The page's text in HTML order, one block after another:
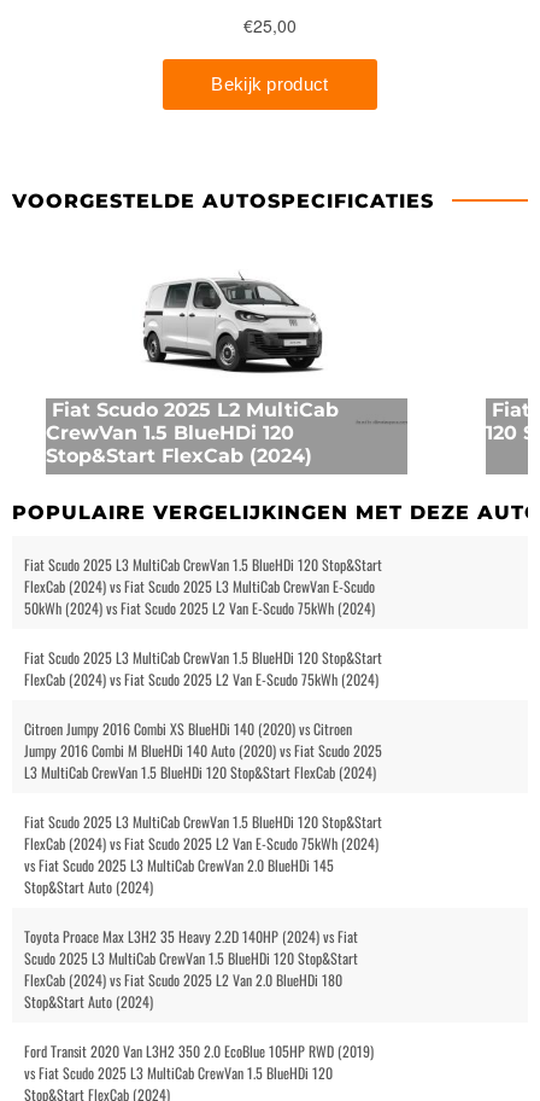
VOORGESTELDE AUTOSPECIFICATIES
Fiat Scudo 2025 L2 MultiCab
CrewVan 1.5 BlueHDi 120
Stop&Start FlexCab (2024)
Fiat
120
POPULAIRE VERGELIJKINGEN MET DEZE
Fiat Scudo 2025 L3 MultiCab CrewVan 1.5 BlueHDi 120 Stop&Start
FlexCab (2024) vs Fiat Scudo 2025 L3 MultiCab CrewVan E-Scudo
50kWh (2024) vs Fiat Scudo 2025 L2 Van E-Scudo 75kWh (2024)
Fiat Scudo 2025 L3 MultiCab CrewVan 1.5 BlueHDi 120 Stop&Start
FlexCab (2024) vs Fiat Scudo 2025 L2 Van E-Scudo 75kWh (2024)
Citroen Jumpy 2016 Combi XS BlueHDi 140 (2020) vs Citroen
Jumpy 2016 Combi M BlueHDi 140 Auto (2020) vs Fiat Scudo 2025
L3 MultiCab CrewVan 1.5 BlueHDi 120 Stop&Start FlexCab (2024)
Fiat Scudo 2025 L3 MultiCab CrewVan 1.5 BlueHDi 120 Stop&Start
FlexCab (2024) vs Fiat Scudo 2025 L2 Van E-Scudo 75kWh (2024)
vs Fiat Scudo 2025 L3 MultiCab CrewVan 2.0 BlueHDi 145
Stop&Start Auto (2024)
Toyota Proace Max L3H2 35 Heavy 2.2D 140HP (2024) vs Fiat
Scudo 2025 L3 MultiCab CrewVan 1.5 BlueHDi 120 Stop&Start
FlexCab (2024) vs Fiat Scudo 2025 L2 Van 2.0 BlueHDi 180
Stop&Start Auto (2024)
Ford Transit 2020 Van L3H2 350 2.0 EcoBlue 105HP RWD (2019)
vs Fiat Scudo 2025 L3 MultiCab CrewVan 1.5 BlueHDi 120
Stop&Start FlexCab (2024)